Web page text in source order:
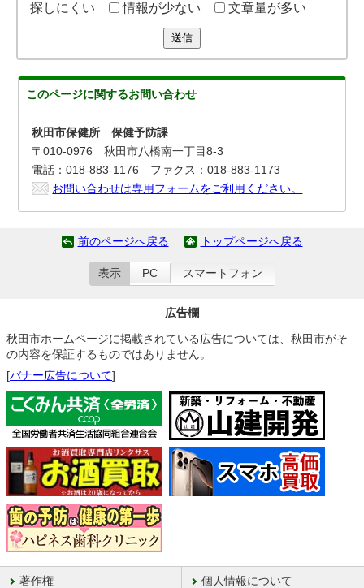
探しにくい
情報が少ない 文章量が多い
送信
このページに関するお問い合わせ
秋田市保健所 保健予防課
〒010-0976 秋田市八橋南一丁目8-3
電話：018-883-1176 ファクス：018-883-1173
お問い合わせは専用フォームをご利用ください。
前のページへ戻る トップページへ戻る
表示 PC スマートフォン
広告欄
秋田市ホームページに掲載されている広告については、秋田市がそ
の内容を保証するものではありません。
[バナー広告について]
著作権 個人情報について